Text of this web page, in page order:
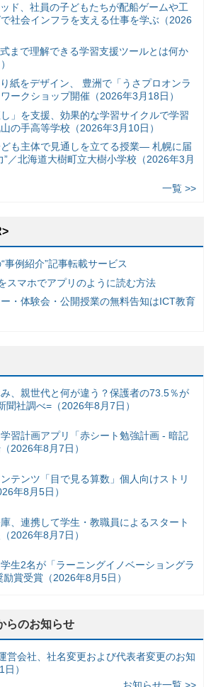
ド、社員の子どもたちが配船ゲームや工
社会インフラを支える仕事を学ぶ（2026
式まで理解できる学習支援ツールとは何か
紙をデザイン、 豊洲で「うさプロオンラ
ークショップ開催（2026年3月18日）
」を支援、効果的な学習サイクルで学習
の手高等学校（2026年3月10日）
も主体で見通しを立てる授業— 札幌に届
”／北海道大樹町立大樹小学校（2026年3月
一覧 >>
事例紹介”記事転載サービス
スマホでアプリのように読む方法
・体験会・公開授業の無料告知はICT教育
、親世代と何が違う？保護者の73.5％が
聞社調べ=（2026年8月7日）
習計画アプリ「赤シート勉強計画 - 暗記
2026年8月7日）
テンツ「目で見る算数」個人向けストリ
年8月5日）
、連携して学生・教職員によるスタート
2026年8月7日）
生2名が「ラーニングイノベーショングラ
賞受賞（2026年8月5日）
らのお知らせ
営会社、社名変更および代表者変更のお知
）